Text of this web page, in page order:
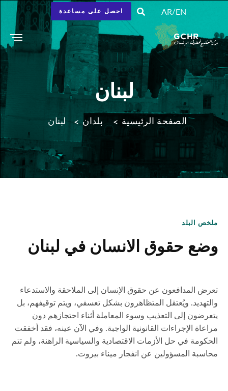
EN
/
AR احصل على مساعدة
لبنان
الصفحة الرئيسية بلدان لبنان
ملخص البلد
وضع حقوق الانسان في لبنان
تعرض المدافعون عن حقوق الإنسان إلى الملاحقة والاستدعاء
والتهديد. ويُعتقل المتظاهرون بشكل تعسفي، ويتم توقيفهم، بل
يتعرضون إلى التعذيب وسوء المعاملة أثناء احتجازهم دون
مراعاة الإجراءات القانونية الواجبة. وفي الآن عينه، فقد أخفقت
الحكومة في حل الأزمات الاقتصادية والسياسية الراهنة، ولم تتم
محاسبة المسؤولين عن انفجار ميناء بيروت.